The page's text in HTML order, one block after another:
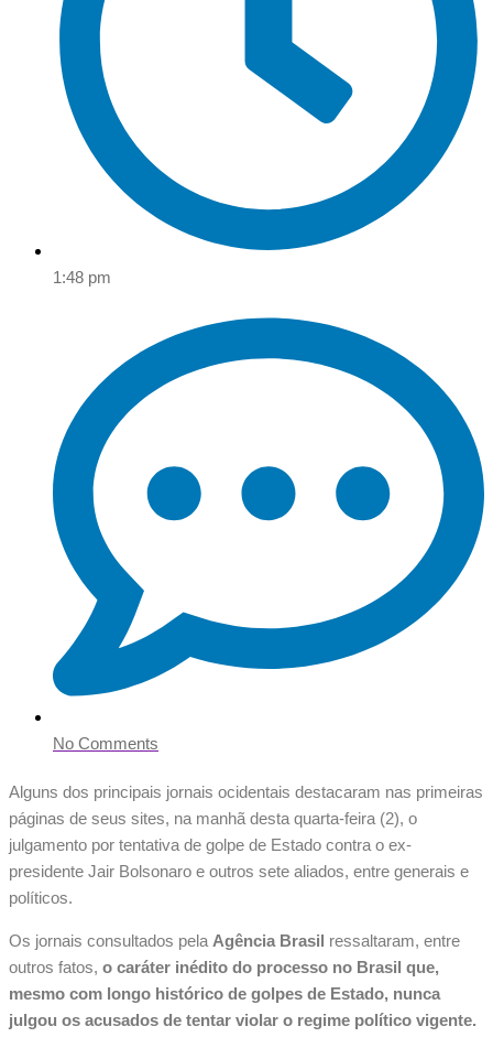
1:48 pm
No Comments
Alguns dos principais jornais ocidentais destacaram nas primeiras
páginas de seus sites, na manhã desta quarta-feira (2), o
julgamento por tentativa de golpe de Estado contra o ex-
presidente Jair Bolsonaro e outros sete aliados, entre generais e
políticos.
Os jornais consultados pela Agência Brasil ressaltaram, entre
outros fatos, o caráter inédito do processo no Brasil que,
mesmo com longo histórico de golpes de Estado, nunca
julgou os acusados de tentar violar o regime político vigente.